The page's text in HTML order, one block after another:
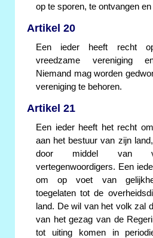
op te sporen, te ontvangen
Artikel 20
Een ieder heeft recht
vreedzame vereniging
Niemand mag worden
vereniging te behoren.
Artikel 21
Een ieder heeft het recht
aan het bestuur van zijn
door middel van
vertegenwoordigers. Een
om op voet van
toegelaten tot de
land. De wil van het volk zal
van het gezag van de
tot uiting komen in